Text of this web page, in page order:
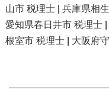
山市 税理士| 兵庫県相
愛知県春日井市 税理士|
根室市 税理士| 大阪府